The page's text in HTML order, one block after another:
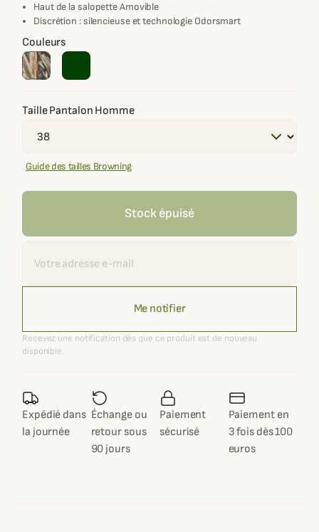
Haut de la salopette Amovible
Discrétion : silencieuse et technologie Odorsmart
Couleurs
Taille Pantalon Homme
Guide des tailles Browning
Stock épuisé
Me notifier
Recevez une notification dès que ce produit est de nouveau
disponible.
Expédié dans
la journée
Échange ou
retour sous
90 jours
Paiement
sécurisé
Paiement en
3 fois dès 100
euros